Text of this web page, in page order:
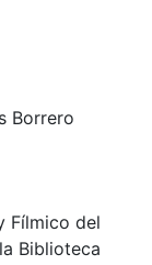
Borrero
Fílmico del
Biblioteca